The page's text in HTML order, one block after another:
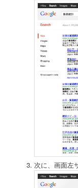
次に、画面左